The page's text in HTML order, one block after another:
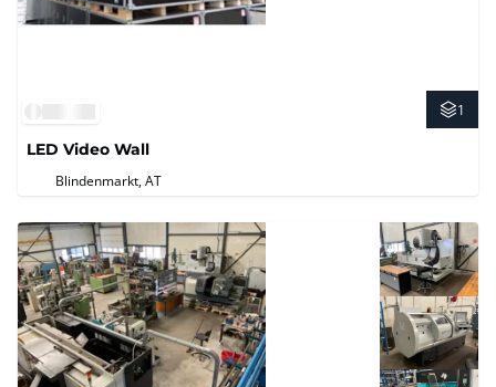
1
LED Video Wall
Blindenmarkt, AT